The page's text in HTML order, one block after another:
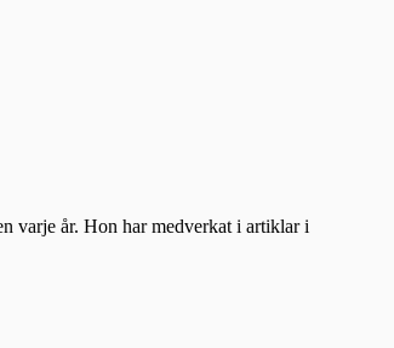
varje år. Hon har medverkat i artiklar i